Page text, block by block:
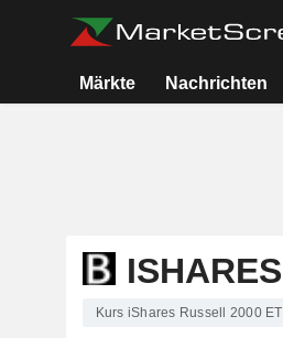
Märkte Nachrichten
Kurs iShares Russell 2000